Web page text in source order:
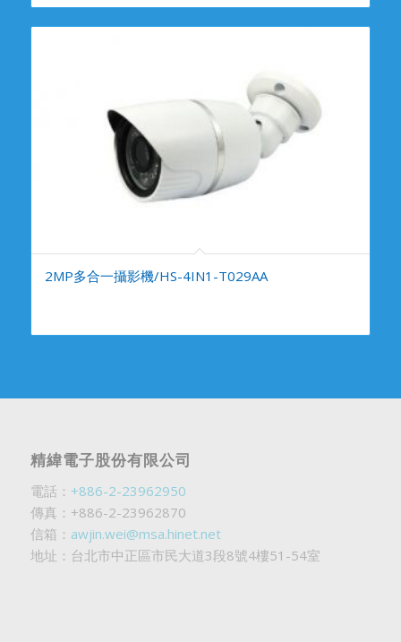
2MP多合一攝影機/HS-4IN1-T029AA
精緯電子股份有限公司
電話： +886-2-23962950
傳真：+886-2-23962870
信箱： awjin.wei@msa.hinet.net
地址：台北市中正區市民大道3段8號4樓51-54室